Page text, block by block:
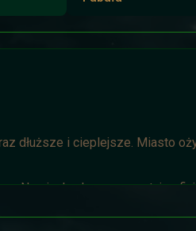
dłuższe i cieplejsze. Miasto
Na piaskach czasu zostaje